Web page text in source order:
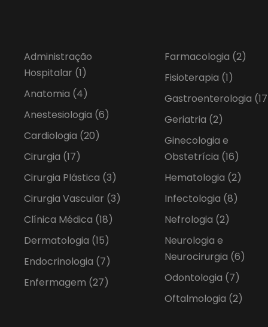
Administração
Hospitalar (1)
Anatomia (4)
Anestesiologia (6)
Cardiologia (20)
Cirurgia (17)
Cirurgia Plástica (3)
Cirurgia Vascular (3)
Clínica Médica (18)
Dermatologia (15)
Endocrinologia (7)
Enfermagem (27)
Farmacologia (2)
Fisioterapia (1)
Gastroenterologia
Geriatria (2)
Ginecologia e
Obstetrícia (16)
Hematologia (2)
Infectologia (8)
Nefrologia (2)
Neurologia e
Neurocirurgia (6)
Odontologia (7)
Oftalmologia (2)